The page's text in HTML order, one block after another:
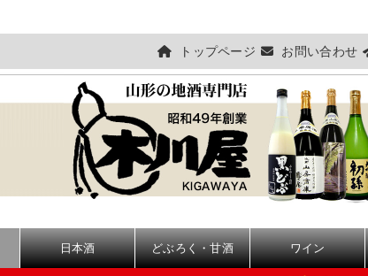
トップページ お問い合わせ
日本酒 どぶろく・甘酒 ワイン